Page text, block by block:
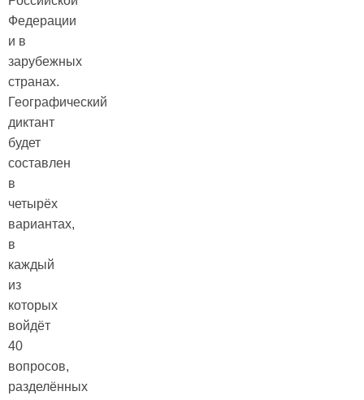
Федерации
и в
зарубежных
странах.
Географический
диктант
будет
составлен
в
четырёх
вариантах,
в
каждый
из
которых
войдёт
40
вопросов,
разделённых